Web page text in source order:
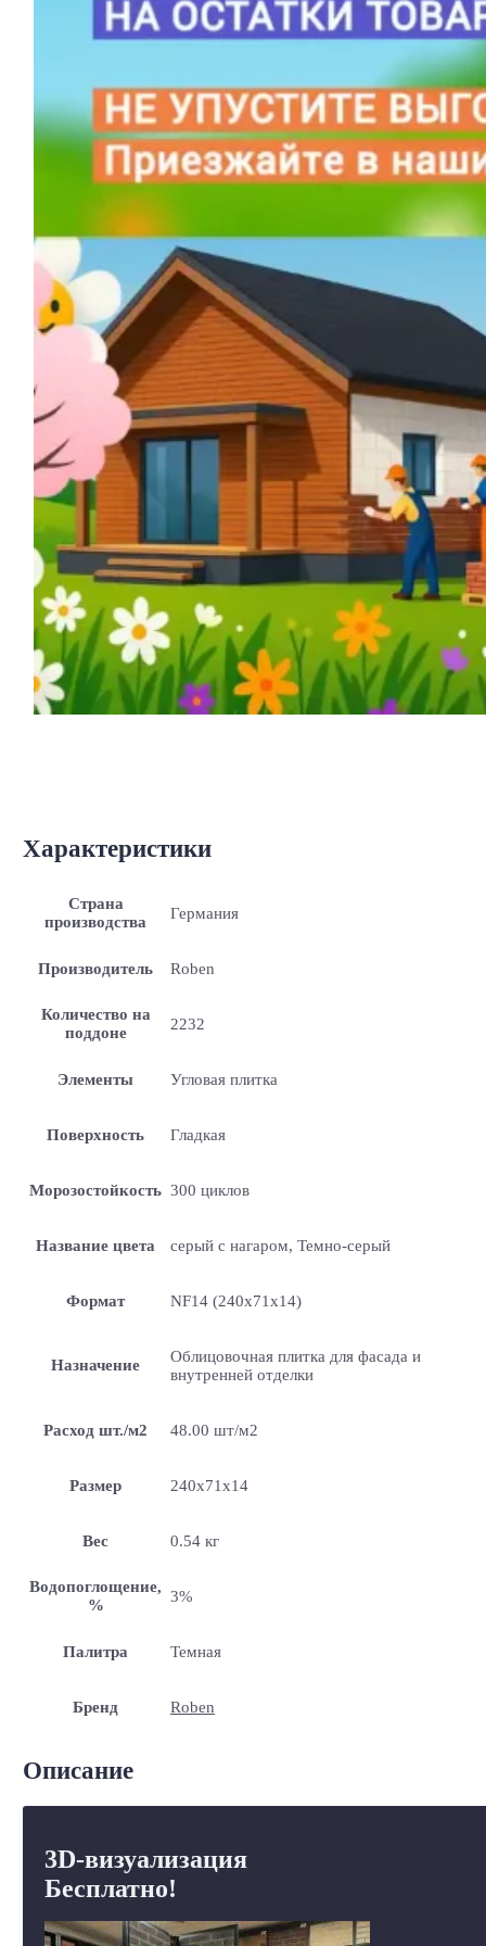
Характеристики
Страна
производства
Германия
Производитель Roben
Количество на
поддоне
2232
Элементы Угловая плитка
Поверхность Гладкая
Морозостойкость 300 циклов
Название цвета серый с нагаром, Темно-серый
Формат NF14 (240x71x14)
Назначение
Облицовочная плитка для фасада и
внутренней отделки
Расход шт./м2 48.00 шт/м2
Размер 240x71x14
Вес 0.54 кг
Водопоглощение,
%
3%
Палитра Темная
Бренд Roben
Описание
3D-визуализация
Бесплатно!